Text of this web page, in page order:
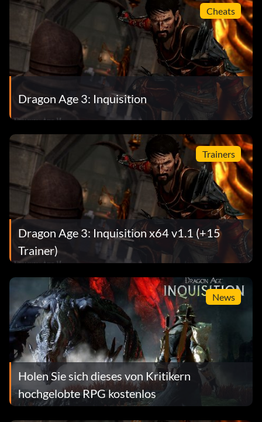
Cheats
Dragon Age 3: Inquisition
Trainers
Dragon Age 3: Inquisition x64 v1.1 (+15
Trainer)
News
Holen Sie sich dieses von Kritikern
hochgelobte RPG kostenlos